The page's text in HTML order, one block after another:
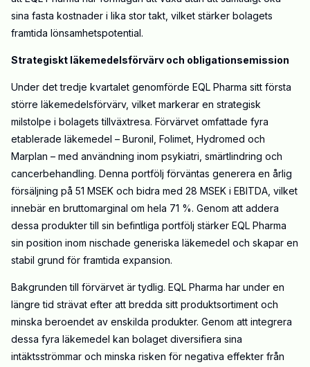
sina fasta kostnader i lika stor takt, vilket stärker bolagets
framtida lönsamhetspotential.
Strategiskt läkemedelsförvärv och obligationsemission
Under det tredje kvartalet genomförde EQL Pharma sitt första
större läkemedelsförvärv, vilket markerar en strategisk
milstolpe i bolagets tillväxtresa. Förvärvet omfattade fyra
etablerade läkemedel – Buronil, Folimet, Hydromed och
Marplan – med användning inom psykiatri, smärtlindring och
cancerbehandling. Denna portfölj förväntas generera en årlig
försäljning på 51 MSEK och bidra med 28 MSEK i EBITDA, vilket
innebär en bruttomarginal om hela 71 %. Genom att addera
dessa produkter till sin befintliga portfölj stärker EQL Pharma
sin position inom nischade generiska läkemedel och skapar en
stabil grund för framtida expansion.
Bakgrunden till förvärvet är tydlig. EQL Pharma har under en
längre tid strävat efter att bredda sitt produktsortiment och
minska beroendet av enskilda produkter. Genom att integrera
dessa fyra läkemedel kan bolaget diversifiera sina
intäktsströmmar och minska risken för negativa effekter från